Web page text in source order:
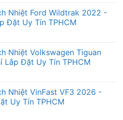
Nhiệt Ford Wildtrak 2022 -
Đặt Uy Tín TPHCM
Nhiệt Volkswagen Tiguan
Lắp Đặt Uy Tín TPHCM
Nhiệt VinFast VF3 2026 -
Uy Tín TPHCM